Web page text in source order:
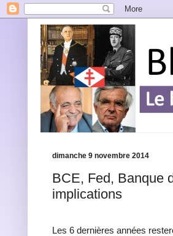
dimanche 9 novembre 2014
BCE, Fed, Banque
implications
Les 6 dernières années